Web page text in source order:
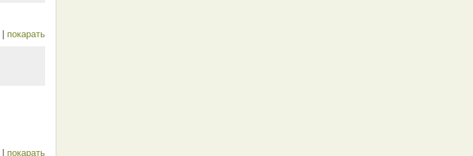
покарать
покарать